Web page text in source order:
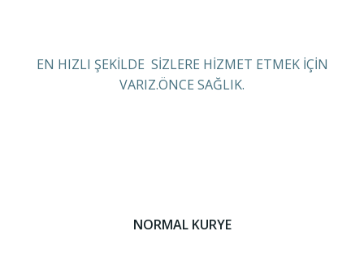
EN HIZLI ŞEKİLDE SİZLERE HİZMET ETMEK İÇİN
VARIZ.ÖNCE SAĞLIK.
NORMAL KURYE